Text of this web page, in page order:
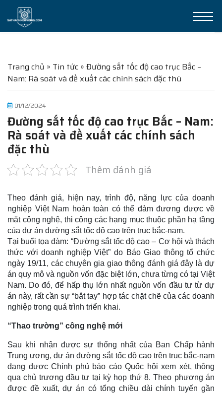
Trang chủ » Tin tức » Đường sắt tốc độ cao trục Bắc –
Nam: Rà soát và đề xuất các chính sách đặc thù
01/12/2024
Đường sắt tốc độ cao trục Bắc – Nam:
Rà soát và đề xuất các chính sách
đặc thù
Thêm đánh giá
Theo đánh giá, hiện nay, trình độ, năng lực của doanh
nghiệp Việt Nam hoàn toàn có thể đảm đương được về
mặt công nghệ, thi công các hạng mục thuộc phần hạ tầng
của dự án đường sắt tốc độ cao trên trục bắc-nam.
Tại buổi tọa đàm: “Đường sắt tốc độ cao – Cơ hội và thách
thức với doanh nghiệp Việt” do Báo Giao thông tổ chức
ngày 19/11, các chuyên gia giao thông đánh giá đây là dự
án quy mô và nguồn vốn đặc biệt lớn, chưa từng có tại Việt
Nam. Do đó, để hấp thụ lớn nhất nguồn vốn đầu tư từ dự
án này, rất cần sự “bắt tay” hợp tác chặt chẽ của các doanh
nghiệp trong quá trình triển khai.
“Thao trường” công nghệ mới
Sau khi nhận được sự thống nhất của Ban Chấp hành
Trung ương, dự án đường sắt tốc độ cao trên trục bắc-nam
đang được Chính phủ báo cáo Quốc hội xem xét, thông
qua chủ trương đầu tư tại kỳ họp thứ 8. Theo phương án
được đề xuất, dự án có tổng chiều dài chính tuyến gần